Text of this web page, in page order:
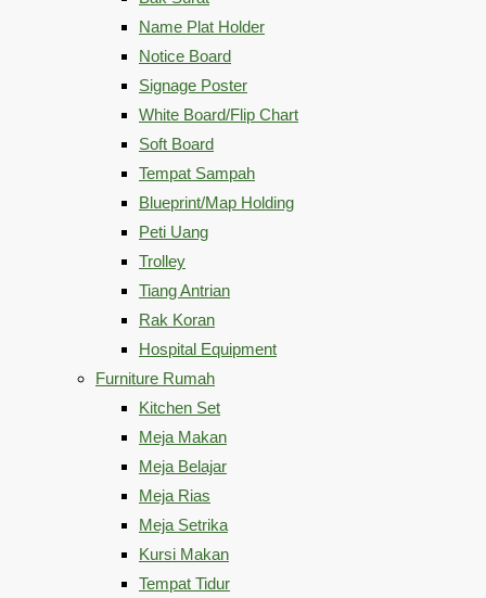
Name Plat Holder
Notice Board
Signage Poster
White Board/Flip Chart
Soft Board
Tempat Sampah
Blueprint/Map Holding
Peti Uang
Trolley
Tiang Antrian
Rak Koran
Hospital Equipment
Furniture Rumah
Kitchen Set
Meja Makan
Meja Belajar
Meja Rias
Meja Setrika
Kursi Makan
Tempat Tidur